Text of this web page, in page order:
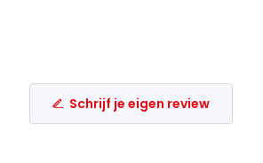
Schrijf je eigen review